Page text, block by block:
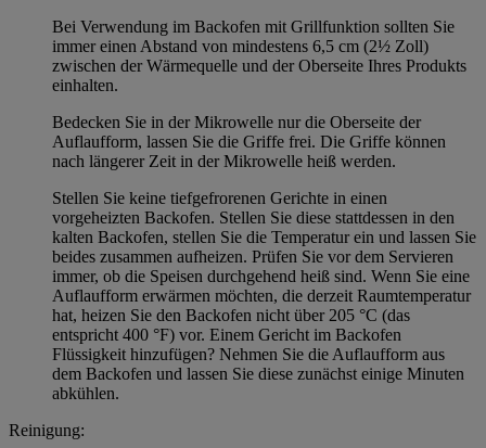
Bei Verwendung im Backofen mit Grillfunktion sollten Sie
immer einen Abstand von mindestens 6,5 cm (2½ Zoll)
zwischen der Wärmequelle und der Oberseite Ihres Produkts
einhalten.
Bedecken Sie in der Mikrowelle nur die Oberseite der
Auflaufform, lassen Sie die Griffe frei. Die Griffe können
nach längerer Zeit in der Mikrowelle heiß werden.
Stellen Sie keine tiefgefrorenen Gerichte in einen
vorgeheizten Backofen. Stellen Sie diese stattdessen in den
kalten Backofen, stellen Sie die Temperatur ein und lassen Sie
beides zusammen aufheizen. Prüfen Sie vor dem Servieren
immer, ob die Speisen durchgehend heiß sind. Wenn Sie eine
Auflaufform erwärmen möchten, die derzeit Raumtemperatur
hat, heizen Sie den Backofen nicht über 205 °C (das
entspricht 400 °F) vor. Einem Gericht im Backofen
Flüssigkeit hinzufügen? Nehmen Sie die Auflaufform aus
dem Backofen und lassen Sie diese zunächst einige Minuten
abkühlen.
Reinigung: